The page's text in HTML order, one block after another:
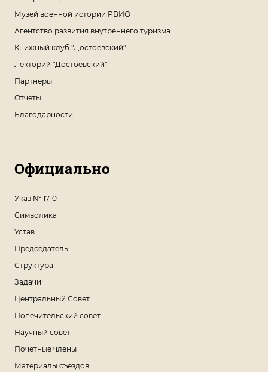
Музей военной истории РВИО
Агентство развития внутреннего туризма
Книжный клуб "Достоевский"
Лекторий "Достоевский"
Партнеры
Отчеты
Благодарности
Официально
Указ № 1710
Символика
Устав
Председатель
Структура
Задачи
Центральный Совет
Попечительский совет
Научный совет
Почетные члены
Материалы съездов